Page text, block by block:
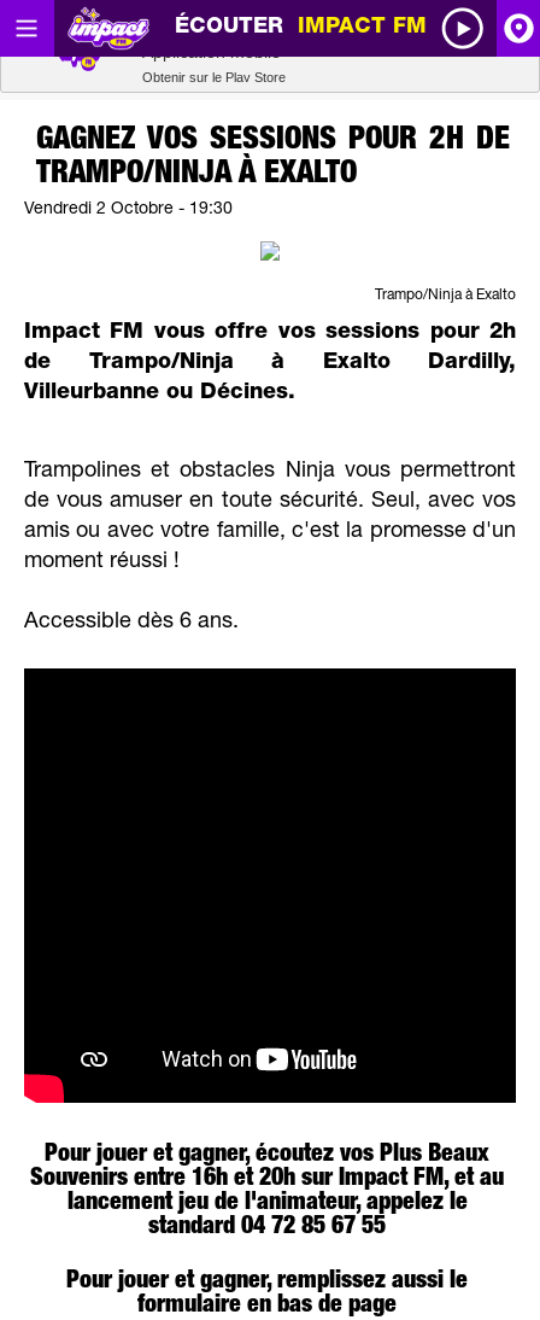
ÉCOUTER IMPACT FM
GAGNEZ VOS SESSIONS POUR 2H DE
TRAMPO/NINJA À EXALTO
Vendredi 2 Octobre - 19:30
Trampo/Ninja à Exalto
Impact FM vous offre vos sessions pour 2h
de Trampo/Ninja à Exalto Dardilly,
Villeurbanne ou Décines.
Trampolines et obstacles Ninja vous permettront
de vous amuser en toute sécurité. Seul, avec vos
amis ou avec votre famille, c'est la promesse d'un
moment réussi !
Accessible dès 6 ans.
Pour jouer et gagner, écoutez vos Plus Beaux
Souvenirs entre 16h et 20h sur Impact FM, et au
lancement jeu de l'animateur, appelez le
standard 04 72 85 67 55
Pour jouer et gagner, remplissez aussi le
formulaire en bas de page
Radio SCOOP
Obtenir sur le Play Store
Télécharger